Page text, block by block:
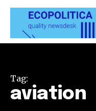
Tag:
aviation